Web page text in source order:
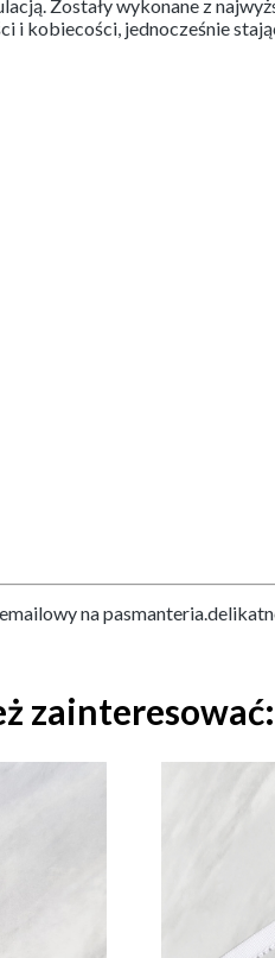
Zostały wykonane z
i kobiecości, jednocześnie
na
zainteresować: